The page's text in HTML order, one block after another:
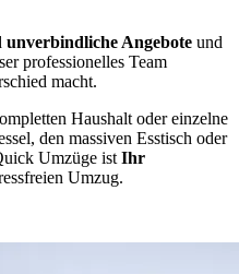
unverbindliche Angebote und
professionelles Team
macht.
Haushalt oder einzelne
den massiven Esstisch oder
Umzüge ist Ihr
Umzug.